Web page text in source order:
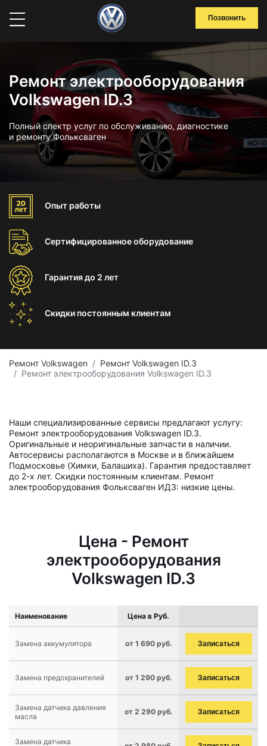
Позвонить
Ремонт электрооборудования
Volkswagen ID.3
Полный спектр услуг по обслуживанию, диагностике
и ремонту Фольксваген
Опыт работы
Сертифицированноеоборудование
Гарантиядо 2 лет
Скидки постоянным клиентам
Ремонт Volkswagen
Ремонт Volkswagen ID.3
Ремонт электрооборудования Volkswagen ID.3
Наши специализированные сервисы предлагают услугу:
Ремонт электрооборудования Volkswagen ID.3.
Оригинальные и неоригинальные запчасти в наличии.
Автосервисы располагаются в Москве и в ближайшем
Подмосковье (Химки, Балашиха). Гарантия предоставляет
до 2-х лет. Скидки постоянным клиентам. Ремонт
электрооборудования Фольксваген ИД3: низкие цены.
Цена - Ремонт
электрооборудования
Volkswagen ID.3
Наименование Цена в Руб.
Замена аккумулятора от 1 690 руб. Записаться
Замена предохранителей от 1 290 руб. Записаться
Замена датчика давления
масла
от 2 290 руб. Записаться
Замена датчика